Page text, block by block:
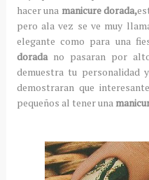
hacer una manicure dorada,
pero ala vez se ve muy
elegante como para una
doradano pasaran por
demuestra tu personalidad
demostraran que
pequeños al tener una